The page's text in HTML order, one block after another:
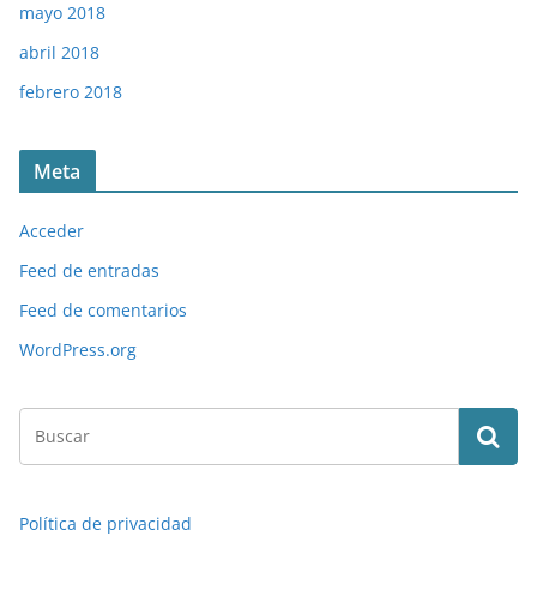
mayo 2018
abril 2018
febrero 2018
Meta
Acceder
Feed de entradas
Feed de comentarios
WordPress.org
Política de privacidad